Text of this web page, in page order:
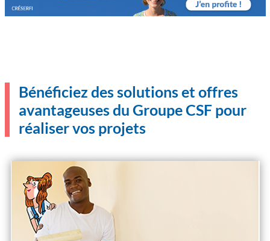
Bénéficiez des solutions et offres
avantageuses du Groupe CSF pour
réaliser vos projets